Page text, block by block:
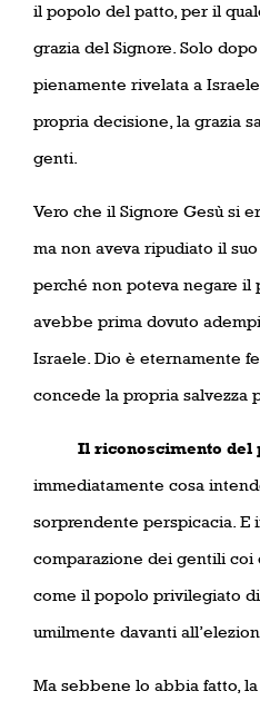
il popolo del patto, per il
grazia del Signore. Solo
pienamente rivelata a
propria decisione, la grazia
genti.
Vero che il Signore Gesù si
ma non aveva ripudiato il
perché non poteva negare il
avebbe prima dovuto
Israele. Dio è eternamente
concede la propria salvezza
Il riconoscimento del
immediatamente cosa
sorprendente perspicacia. E
comparazione dei gentili coi
come il popolo privilegiato di
umilmente davanti
Ma sebbene lo abbia fatto,